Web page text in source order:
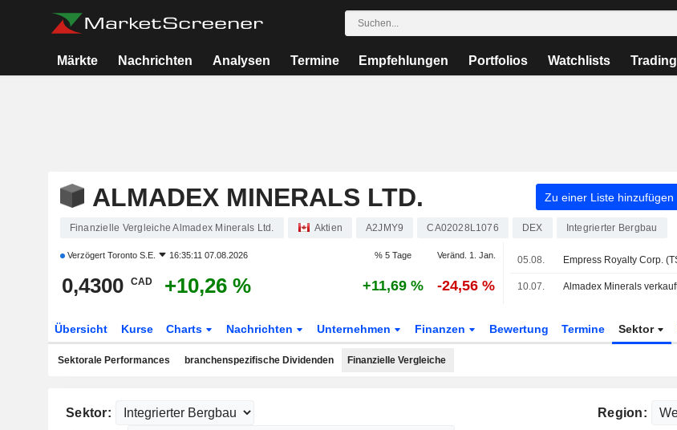
Märkte Nachrichten Analysen Termine Empfehlungen Portfolios Watchlists Trading
ALMADEX MINERALS LTD. Zu einer Liste hinzufügen
Finanzielle Vergleiche Almadex Minerals Ltd. Aktien A2JMY9 CA02028L1076 DEX Integrierter Bergbau
Verzögert Toronto S.E. 16:35:11 07.08.2026 % 5 Tage Veränd. 1. Jan.
0,4300 CAD +10,26 % +11,69 % -24,56 %
05.08.
10.07.
Übersicht Kurse Charts Nachrichten Unternehmen Finanzen Bewertung Termine Sektor
Sektorale Performances branchenspezifische Dividenden Finanzielle Vergleiche
Sektor:
Region: